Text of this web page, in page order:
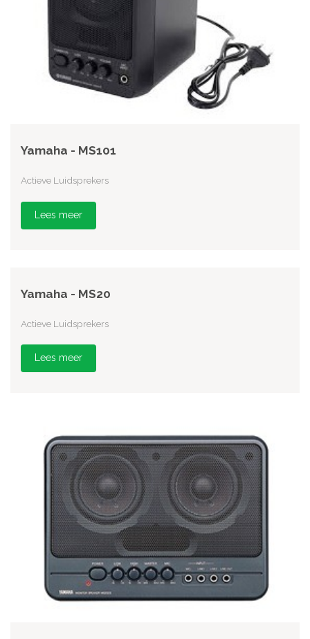
Yamaha - MS101
Actieve Luidsprekers
Lees meer
Yamaha - MS20
Actieve Luidsprekers
Lees meer